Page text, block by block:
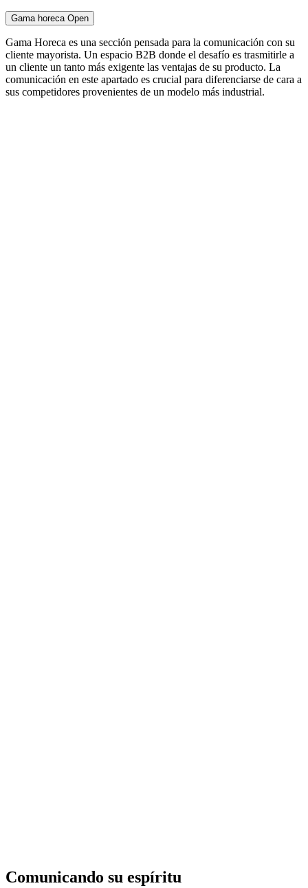
Gama horeca Open
Gama Horeca es una sección pensada para la comunicación con su
cliente mayorista. Un espacio B2B donde el desafío es trasmitirle a
un cliente un tanto más exigente las ventajas de su producto. La
comunicación en este apartado es crucial para diferenciarse de cara a
sus competidores provenientes de un modelo más industrial.
Comunicando su espíritu